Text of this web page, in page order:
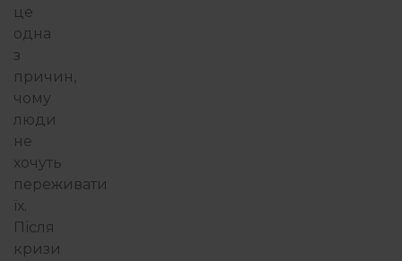
це
одна
з
причин,
чому
люди
не
хочуть
переживати
їх.
Після
кризи